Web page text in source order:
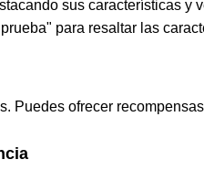
sus características y
para resaltar las
Puedes ofrecer